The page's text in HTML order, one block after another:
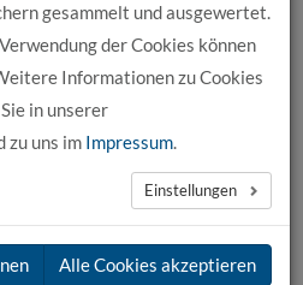
Unsere Studiengänge
DUAL
Bewerbungsfrist für den
gesammelt und ausgewertet.
der Cookies können
Informationen zu Cookies
in unserer
zu uns im Impressum.
Einstellungen
Alle Cookies akzeptieren